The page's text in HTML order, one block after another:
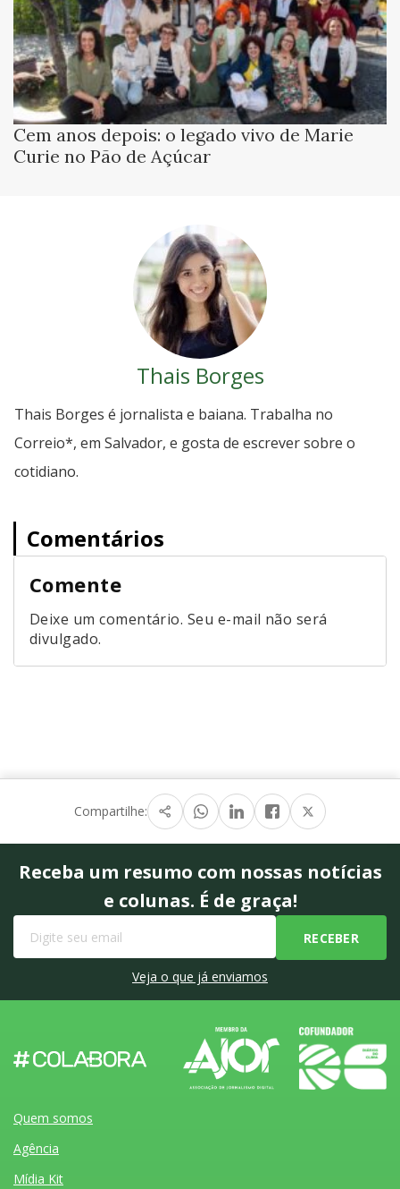
Cem anos depois: o legado vivo de Marie
Curie no Pão de Açúcar
Thais Borges
Thais Borges é jornalista e baiana. Trabalha no
Correio*, em Salvador, e gosta de escrever sobre o
cotidiano.
Comentários
Comente
Deixe um comentário. Seu e-mail não será
divulgado.
Compartilhe:
Receba um resumo com nossas notícias
e colunas. É de graça!
Veja o que já enviamos
Quem somos
Agência
Mídia Kit